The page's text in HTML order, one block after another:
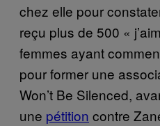
chez elle pour
reçu plus de 500 «
femmes ayant
pour former une
Won’t Be Silenced,
une pétition contre